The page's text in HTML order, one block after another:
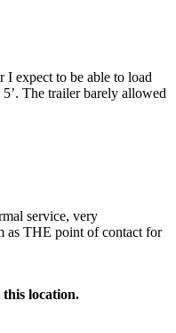
I expect to be able to load
The trailer barely allowed
service, very
as THE point of contact for
this location.